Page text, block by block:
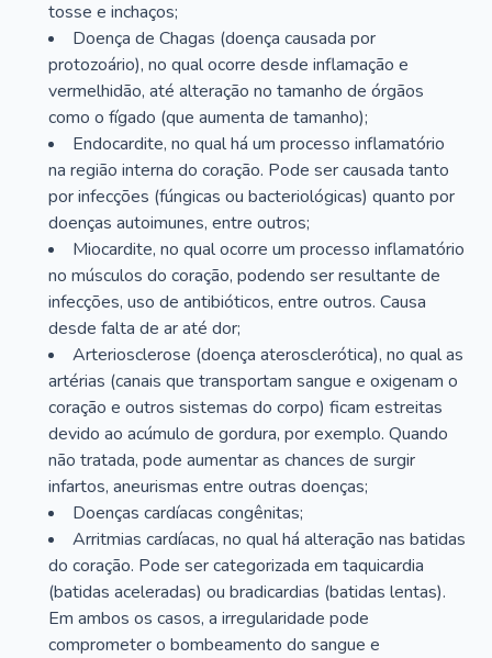
tosse e inchaços;
Doença de Chagas (doença causada por
protozoário), no qual ocorre desde inflamação e
vermelhidão, até alteração no tamanho de órgãos
como o fígado (que aumenta de tamanho);
Endocardite, no qual há um processo inflamatório
na região interna do coração. Pode ser causada tanto
por infecções (fúngicas ou bacteriológicas) quanto por
doenças autoimunes, entre outros;
Miocardite, no qual ocorre um processo inflamatório
no músculos do coração, podendo ser resultante de
infecções, uso de antibióticos, entre outros. Causa
desde falta de ar até dor;
Arteriosclerose (doença aterosclerótica), no qual as
artérias (canais que transportam sangue e oxigenam o
coração e outros sistemas do corpo) ficam estreitas
devido ao acúmulo de gordura, por exemplo. Quando
não tratada, pode aumentar as chances de surgir
infartos, aneurismas entre outras doenças;
Doenças cardíacas congênitas;
Arritmias cardíacas, no qual há alteração nas batidas
do coração. Pode ser categorizada em taquicardia
(batidas aceleradas) ou bradicardias (batidas lentas).
Em ambos os casos, a irregularidade pode
comprometer o bombeamento do sangue e